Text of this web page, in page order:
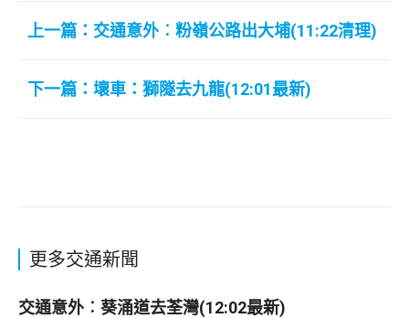
上一篇：交通意外︰粉嶺公路出大埔(11:22清理)
下一篇：壞車：獅隧去九龍(12:01最新)
更多交通新聞
交通意外︰葵涌道去荃灣(12:02最新)